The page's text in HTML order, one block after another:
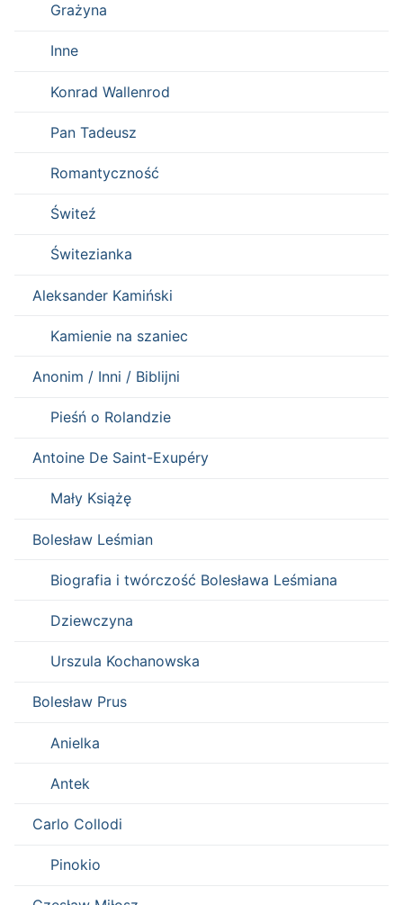
Grażyna
Inne
Konrad Wallenrod
Pan Tadeusz
Romantyczność
Świteź
Świtezianka
Aleksander Kamiński
Kamienie na szaniec
Anonim / Inni / Biblijni
Pieśń o Rolandzie
Antoine De Saint-Exupéry
Mały Książę
Bolesław Leśmian
Biografia i twórczość Bolesława Leśmiana
Dziewczyna
Urszula Kochanowska
Bolesław Prus
Anielka
Antek
Carlo Collodi
Pinokio